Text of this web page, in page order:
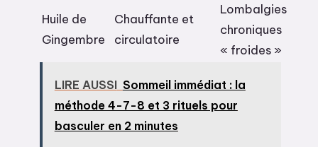
Huile de
Gingembre
Chauffante et
circulatoire
Lombalgies
chroniques
« froides »
LIRE AUSSI Sommeil immédiat : la
méthode 4-7-8 et 3 rituels pour
basculer en 2 minutes